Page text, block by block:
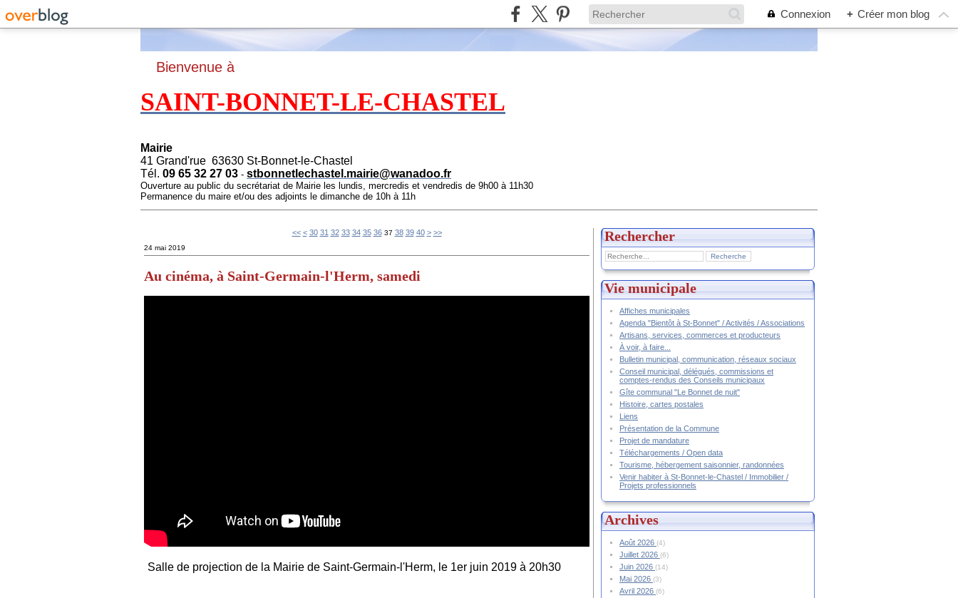
Connexion + Créer mon blog
Bienvenue à
SAINT-BONNET-LE-CHASTEL
Mairie
41 Grand'rue 63630 St-Bonnet-le-Chastel
Tél. 09 65 32 27 03 - stbonnetlechastel.mairie@wanadoo.fr
Ouverture au public du secrétariat de Mairie les lundis, mercredis et vendredis de 9h00 à 11h30
Permanence du maire et/ou des adjoints le dimanche de 10h à 11h
<< < 10
20
30 31 32 33 34 35 36 37 38 39 40 50
60
70
80
90
100
> >>
24 mai 2019
Au cinéma, à Saint-Germain-l'Herm, samedi
Salle de projection de la Mairie de Saint-Germain-l'Herm, le 1er juin 2019 à 20h30
Rechercher
Vie municipale
Affiches municipales
Agenda "Bientôt à St-Bonnet" / Activités / Associations
Artisans, services, commerces et producteurs
À voir, à faire...
Bulletin municipal, communication, réseaux sociaux
Conseil municipal, délégués, commissions et
comptes-rendus des Conseils municipaux
Gîte communal "Le Bonnet de nuit"
Histoire, cartes postales
Liens
Présentation de la Commune
Projet de mandature
Téléchargements / Open data
Tourisme, hébergement saisonnier, randonnées
Venir habiter à St-Bonnet-le-Chastel / Immobilier /
Projets professionnels
Archives
Août 2026 (4)
Juillet 2026 (6)
Juin 2026 (14)
Mai 2026 (3)
Avril 2026 (6)